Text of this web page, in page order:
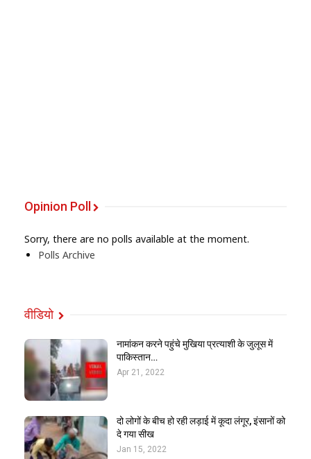
Opinion Poll
Sorry, there are no polls available at the moment.
Polls Archive
वीडियो
नामांकन करने पहुंचे मुखिया प्रत्याशी के जुलूस में
पाकिस्तान…
Apr 21, 2022
दो लोगों के बीच हो रही लड़ाई में कूदा लंगूर, इंसानों को
दे गया सीख
Jan 15, 2022